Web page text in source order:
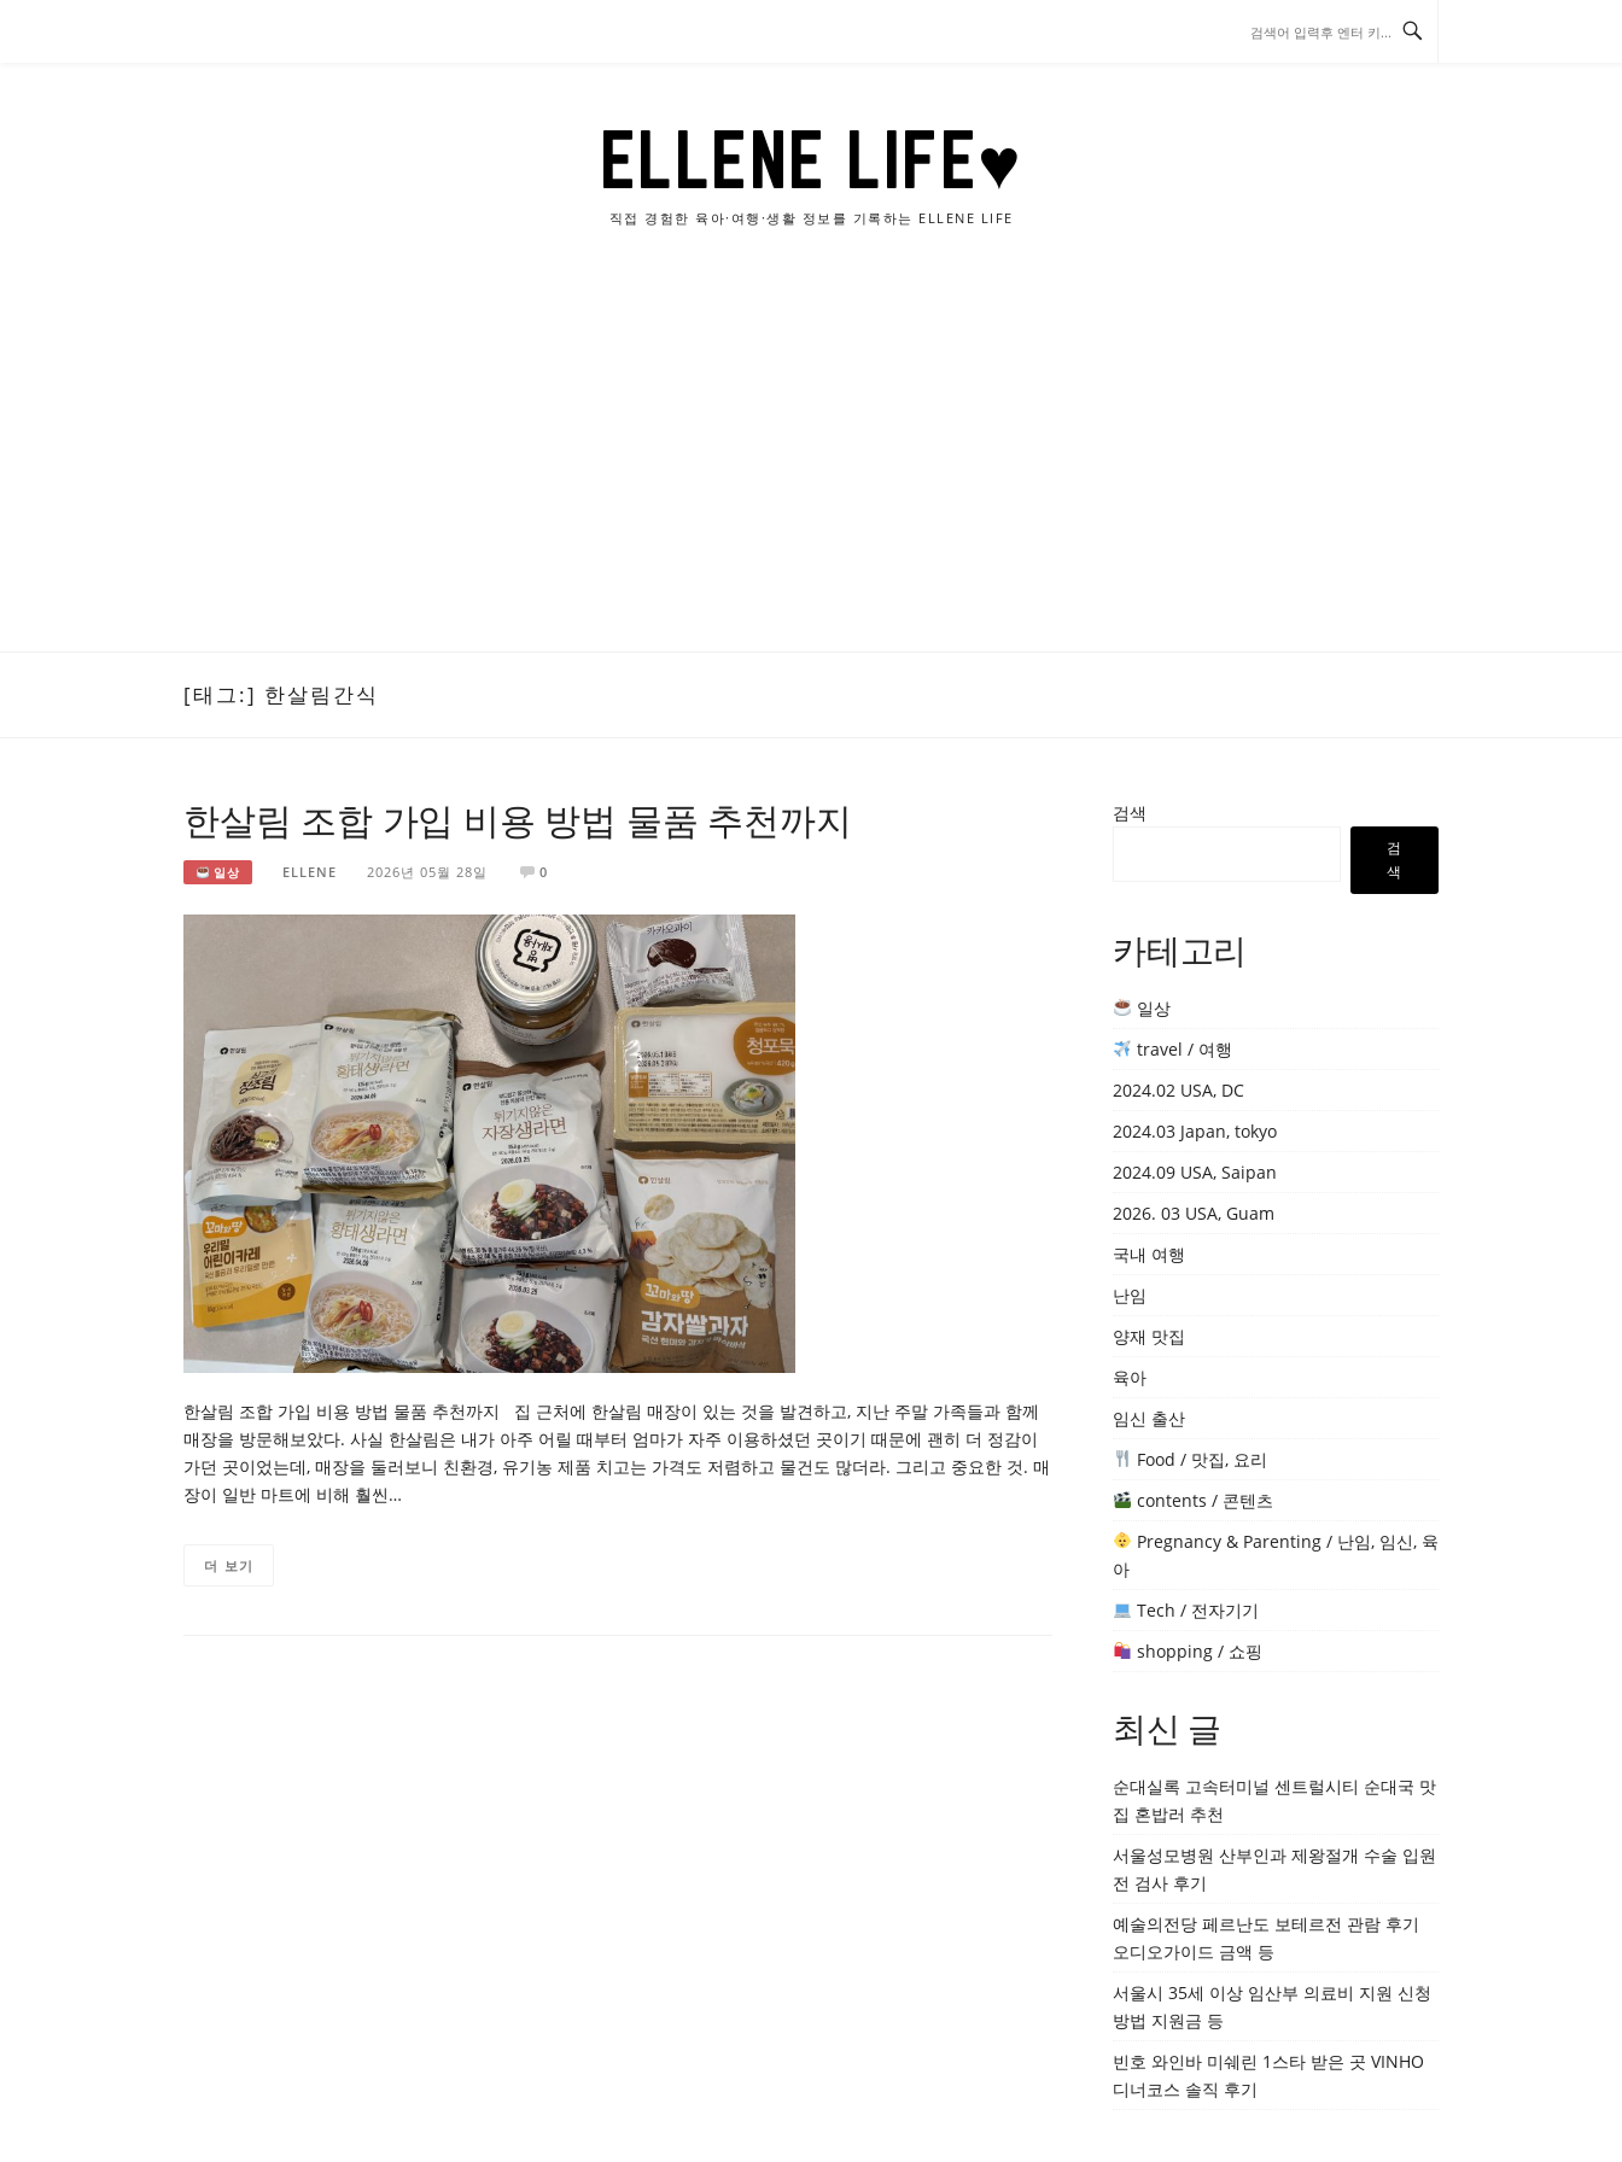
ELLENE LIFE♥
직접 경험한 육아·여행·생활 정보를 기록하는 ELLENE LIFE
[태그:] 한살림간식
한살림 조합 가입 비용 방법 물품 추천까지
일상 ELLENE 2026년 05월 28일 0
한살림 조합 가입 비용 방법 물품 추천까지 집 근처에 한살림 매장이 있는 것을 발견하고, 지난 주말 가족들과 함께
매장을 방문해보았다. 사실 한살림은 내가 아주 어릴 때부터 엄마가 자주 이용하셨던 곳이기 때문에 괜히 더 정감이
가던 곳이었는데, 매장을 둘러보니 친환경, 유기농 제품 치고는 가격도 저렴하고 물건도 많더라. 그리고 중요한 것. 매
장이 일반 마트에 비해 훨씬…
더 보기
검색
검
색
카테고리
일상
travel / 여행
2024.02 USA, DC
2024.03 Japan, tokyo
2024.09 USA, Saipan
2026. 03 USA, Guam
국내 여행
난임
양재 맛집
육아
임신 출산
Food / 맛집, 요리
contents / 콘텐츠
Pregnancy & Parenting / 난임, 임신, 육
아
Tech / 전자기기
shopping / 쇼핑
최신 글
순대실록 고속터미널 센트럴시티 순대국 맛
집 혼밥러 추천
서울성모병원 산부인과 제왕절개 수술 입원
전 검사 후기
예술의전당 페르난도 보테르전 관람 후기
오디오가이드 금액 등
서울시 35세 이상 임산부 의료비 지원 신청
방법 지원금 등
빈호 와인바 미쉐린 1스타 받은 곳 VINHO
디너코스 솔직 후기